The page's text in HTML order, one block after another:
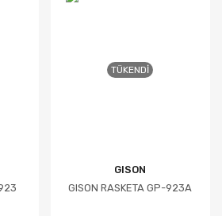
TÜKENDI
GISON
GISON RASKETA GP-923A